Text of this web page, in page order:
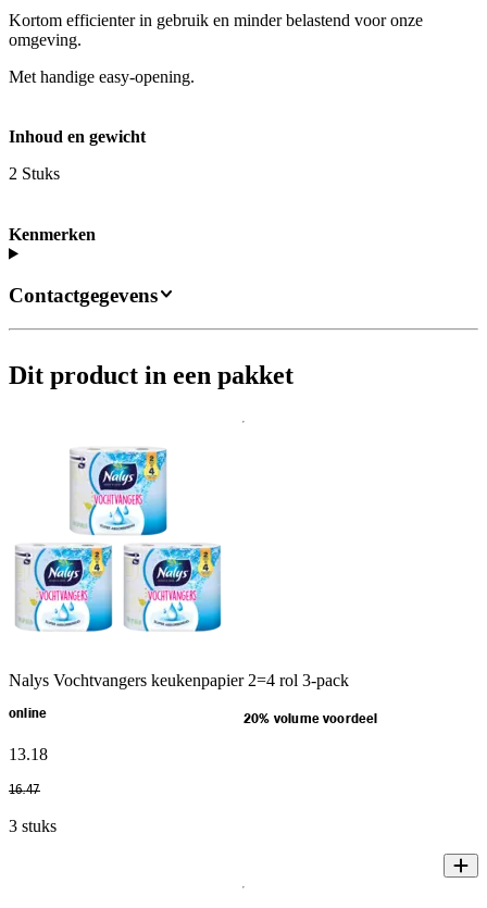
Kortom efficienter in gebruik en minder belastend voor onze
omgeving.
Met handige easy-opening.
Inhoud en gewicht
2 Stuks
Kenmerken
Contactgegevens
Dit product in een pakket
Nalys Vochtvangers keukenpapier 2=4 rol 3-pack
online 20% volume voordeel
13.18
16.47
3 stuks